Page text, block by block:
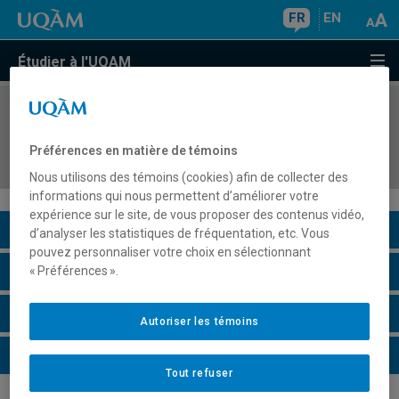
FR EN
Étudier à l'UQAM
COURS//
qualitatives en didactique
Description du cours
Horaire - Été 2026
Horaire - Automne 2026
Horaire - Hiver 2027
Préférences en matière de témoins
Nous utilisons des témoins (cookies) afin de collecter des
informations qui nous permettent d’améliorer votre
expérience sur le site, de vous proposer des contenus vidéo,
d’analyser les statistiques de fréquentation, etc. Vous
pouvez personnaliser votre choix en sélectionnant
« Préférences ».
Tout refuser
Autoriser les témoins